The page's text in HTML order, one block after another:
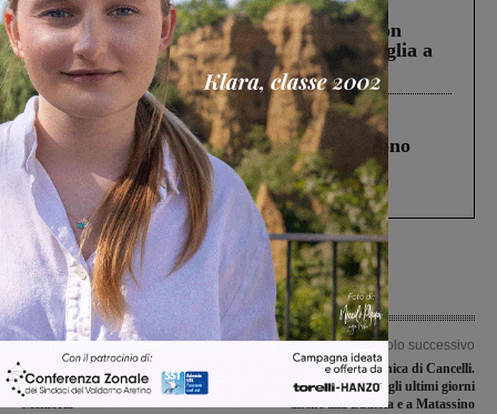
Scomparso da una struttura di Castiglion
Fiorentino l’uomo che aveva ucciso la figlia a
Levane nel 2020
Cronaca 4 Agosto 2026
Un anno fa la strage in A1 in cui morirono
Gianni, Giulia e Franco. Lo schianto, il
processo, lo stop ai sorpassi fra tir....
Articolo precedente
Concerto della Casa del Vento a
Laterina dedicato al Giorno della
Memoria
Articolo successivo
Furto in una colonica di Cancelli.
Ladri in azione negli ultimi giorni
anche alla Badiola e a Matassino